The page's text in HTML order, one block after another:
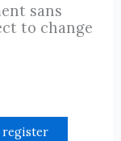
sans
to change
register